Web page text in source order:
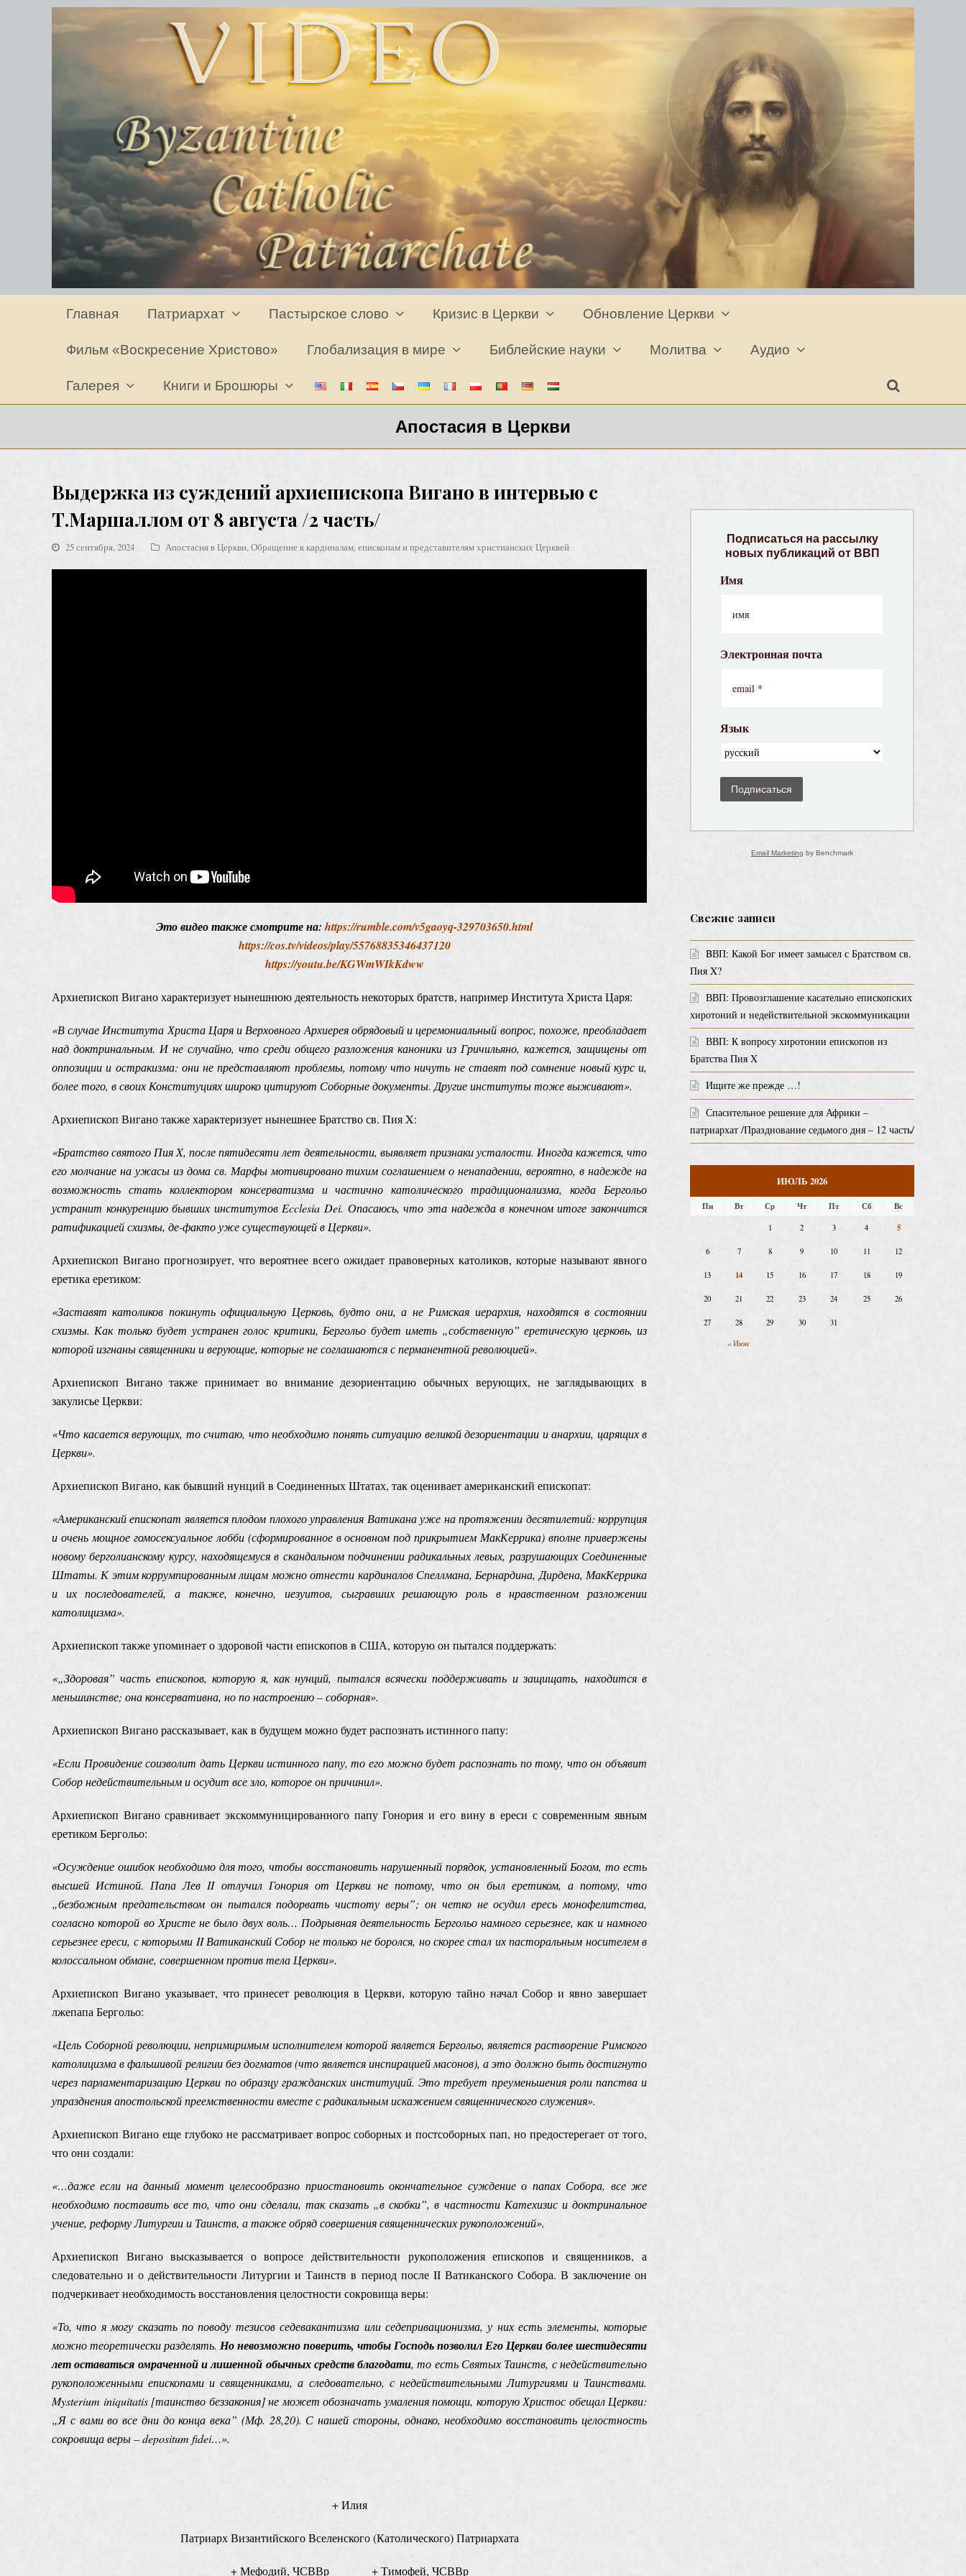
Главная Патриархат Пастырское слово Кризис в Церкви Обновление Церкви
Фильм «Воскресение Христово» Глобализация в мире Библейские науки Молитва Аудио
Галерея Книги и Брошюры
Апостасия в Церкви
Выдержка из суждений архиепископа Вигано в интервью с
Т.Маршаллом от 8 августа /2 часть/
25 сентября, 2024 Апостасия в Церкви,Обращение к кардиналам, епископам и представителям христианских Церквей
Это видео также смотрите на: https://rumble.com/v5gaoyq-329703650.html
https://cos.tv/videos/play/55768835346437120
https://youtu.be/KGWmWIkKdww
Архиепископ Вигано характеризует нынешнюю деятельность некоторых братств, например Института Христа Царя:
«В случае Института Христа Царя и Верховного Архиерея обрядовый и церемониальный вопрос, похоже, преобладает
над доктринальным. И не случайно, что среди общего разложения каноники из Гричильяно, кажется, защищены от
оппозиции и остракизма: они не представляют проблемы, потому что ничуть не ставят под сомнение новый курс и,
более того, в своих Конституциях широко цитируют Соборные документы. Другие институты тоже выживают».
Архиепископ Вигано также характеризует нынешнее Братство св. Пия X:
«Братство святого Пия X, после пятидесяти лет деятельности, выявляет признаки усталости. Иногда кажется, что
его молчание на ужасы из дома св. Марфы мотивировано тихим соглашением о ненападении, вероятно, в надежде на
возможность стать коллектором консерватизма и частично католического традиционализма, когда Бергольо
устранит конкуренцию бывших институтов Ecclesia Dei. Опасаюсь, что эта надежда в конечном итоге закончится
ратификацией схизмы, де-факто уже существующей в Церкви».
Архиепископ Вигано прогнозирует, что вероятнее всего ожидает правоверных католиков, которые называют явного
еретика еретиком:
«Заставят католиков покинуть официальную Церковь, будто они, а не Римская иерархия, находятся в состоянии
схизмы. Как только будет устранен голос критики, Бергольо будет иметь „собственную” еретическую церковь, из
которой изгнаны священники и верующие, которые не соглашаются с перманентной революцией».
Архиепископ Вигано также принимает во внимание дезориентацию обычных верующих, не заглядывающих в
закулисье Церкви:
«Что касается верующих, то считаю, что необходимо понять ситуацию великой дезориентации и анархии, царящих в
Церкви».
Архиепископ Вигано, как бывший нунций в Соединенных Штатах, так оценивает американский епископат:
«Американский епископат является плодом плохого управления Ватикана уже на протяжении десятилетий: коррупция
и очень мощное гомосексуальное лобби (сформированное в основном под прикрытием МакКеррика) вполне привержены
новому берголианскому курсу, находящемуся в скандальном подчинении радикальных левых, разрушающих Соединенные
Штаты. К этим коррумпированным лицам можно отнести кардиналов Спеллмана, Бернардина, Дирдена, МакКеррика
и их последователей, а также, конечно, иезуитов, сыгравших решающую роль в нравственном разложении
католицизма».
Архиепископ также упоминает о здоровой части епископов в США, которую он пытался поддержать:
«„Здоровая” часть епископов, которую я, как нунций, пытался всячески поддерживать и защищать, находится в
меньшинстве; она консервативна, но по настроению – соборная».
Архиепископ Вигано рассказывает, как в будущем можно будет распознать истинного папу:
«Если Провидение соизволит дать Церкви истинного папу, то его можно будет распознать по тому, что он объявит
Собор недействительным и осудит все зло, которое он причинил».
Архиепископ Вигано сравнивает экскоммуницированного папу Гонория и его вину в ереси с современным явным
еретиком Бергольо:
«Осуждение ошибок необходимо для того, чтобы восстановить нарушенный порядок, установленный Богом, то есть
высшей Истиной. Папа Лев II отлучил Гонория от Церкви не потому, что он был еретиком, а потому, что
„безбожным предательством он пытался подорвать чистоту веры”; он четко не осудил ересь монофелитства,
согласно которой во Христе не было двух воль… Подрывная деятельность Бергольо намного серьезнее, как и намного
серьезнее ереси, с которыми II Ватиканский Собор не только не боролся, но скорее стал их пасторальным носителем в
колоссальном обмане, совершенном против тела Церкви».
Архиепископ Вигано указывает, что принесет революция в Церкви, которую тайно начал Собор и явно завершает
лжепапа Бергольо:
«Цель Соборной революции, непримиримым исполнителем которой является Бергольо, является растворение Римского
католицизма в фальшивой религии без догматов (что является инспирацией масонов), а это должно быть достигнуто
через парламентаризацию Церкви по образцу гражданских институций. Это требует преуменьшения роли папства и
упразднения апостольской преемственности вместе с радикальным искажением священнического служения».
Архиепископ Вигано еще глубоко не рассматривает вопрос соборных и постсоборных пап, но предостерегает от того,
что они создали:
«…даже если на данный момент целесообразно приостановить окончательное суждение о папах Собора, все же
необходимо поставить все то, что они сделали, так сказать „в скобки”, в частности Катехизис и доктринальное
учение, реформу Литургии и Таинств, а также обряд совершения священнических рукоположений».
Архиепископ Вигано высказывается о вопросе действительности рукоположения епископов и священников, а
следовательно и о действительности Литургии и Таинств в период после II Ватиканского Собора. В заключение он
подчеркивает необходимость восстановления целостности сокровища веры:
«То, что я могу сказать по поводу тезисов седевакантизма или седепривационизма, у них есть элементы, которые
можно теоретически разделять. Но невозможно поверить, чтобы Господь позволил Его Церкви более шестидесяти
лет оставаться омраченной и лишенной обычных средств благодати, то есть Святых Таинств, с недействительно
рукоположенными епископами и священниками, а следовательно, с недействительными Литургиями и Таинствами.
Mysterium iniquitatis [таинство беззакония] не может обозначать умаления помощи, которую Христос обещал Церкви:
„Я с вами во все дни до конца века” (Мф. 28,20). С нашей стороны, однако, необходимо восстановить целостность
сокровища веры – depositum fidei…».
+ Илия
Патриарх Византийского Вселенского (Католического) Патриархата
+ Мефодий, ЧСВВр + Тимофей, ЧСВВр
Подписаться на рассылку
новых публикаций от ВВП
Имя
Электронная почта
Язык
Подписаться
Email Marketing by Benchmark
Свежие записи
BВП: Какой Бог имеет замысел с Братством св.
Пия X?
ВВП: Провозглашение касательно епископских
хиротоний и недействительной экскоммуникации
ВВП: К вопросу хиротонии епископов из
Братства Пия X
Ищите же прежде …!
Спасительное решение для Африки –
патриархат /Празднование седьмого дня – 12 часть/
ИЮЛЬ 2026
Пн Вт Ср Чт Пт Сб Вс
« Июн
1 2 3 4 5
6 7 8 9 10 11 12
13 14 15 16 17 18 19
20 21 22 23 24 25 26
27 28 29 30 31